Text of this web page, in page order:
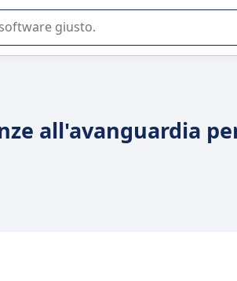
SaaS per la vostra azienda.
all'avanguardia